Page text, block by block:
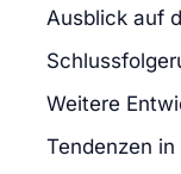
Ausblick auf
Weitere
Tendenzen